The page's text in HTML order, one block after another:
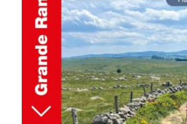
AJOUTER AU PANIER /